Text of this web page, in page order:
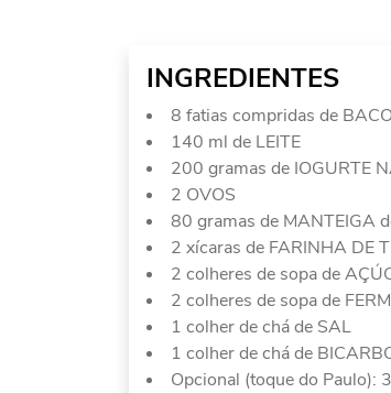
INGREDIENTES
8 fatias compridas de
140 ml de LEITE
200 gramas de IOGURTE
2 OVOS
80 gramas de MANTEIGA
2 xícaras de FARINHA DE
2 colheres de sopa de
2 colheres de sopa de
1 colher de chá de SAL
1 colher de chá de
Opcional (toque do Paulo):